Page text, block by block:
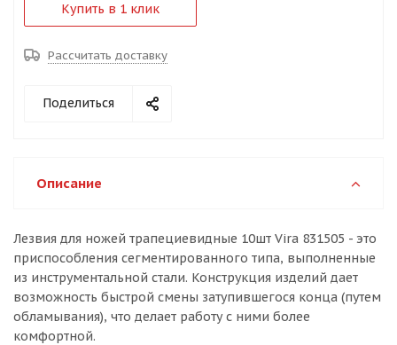
Купить в 1 клик
Рассчитать доставку
Поделиться
Описание
Лезвия для ножей трапециевидные 10шт Vira 831505 - это
приспособления сегментированного типа, выполненные
из инструментальной стали. Конструкция изделий дает
возможность быстрой смены затупившегося конца (путем
обламывания), что делает работу с ними более
комфортной.